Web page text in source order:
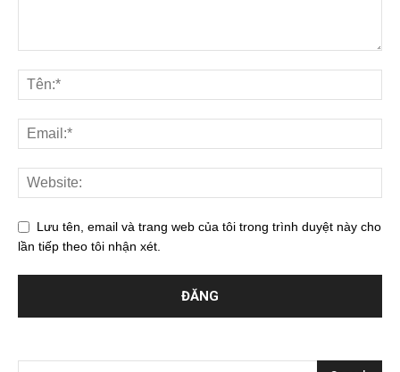
Lưu tên, email và trang web của tôi trong trình duyệt này cho
lần tiếp theo tôi nhận xét.